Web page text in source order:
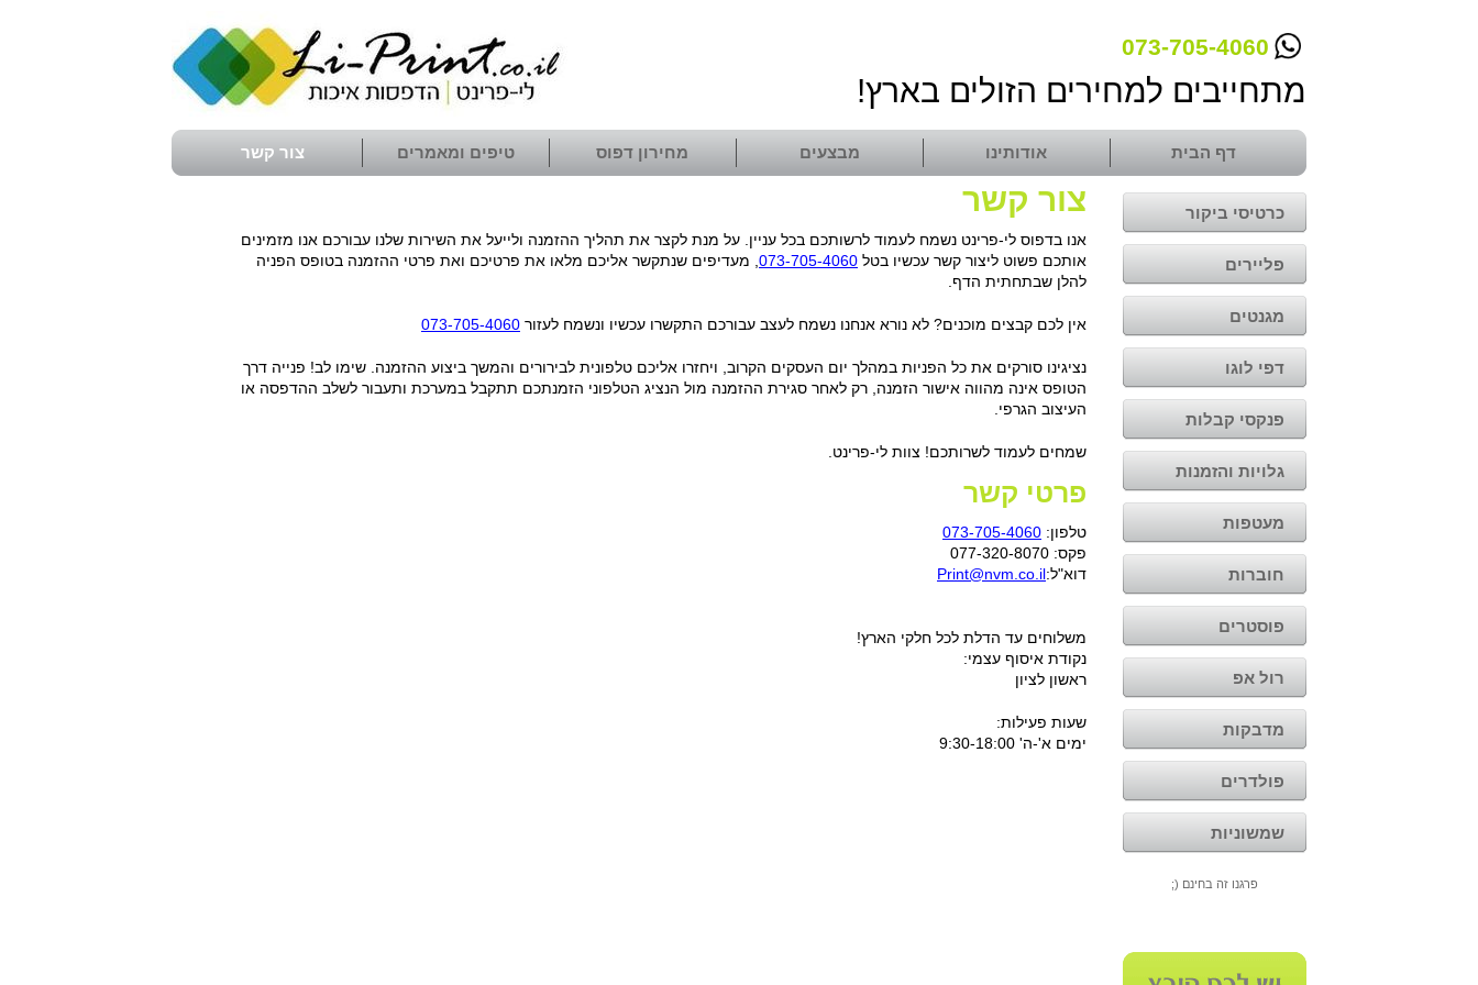
073-705-4060
מתחייבים למחירים הזולים בארץ!
דף הבית אודותינו מבצעים מחירון דפוס טיפים ומאמרים צור קשר
כרטיסי ביקור
פליירים
מגנטים
דפי לוגו
פנקסי קבלות
גלויות והזמנות
מעטפות
חוברות
פוסטרים
רול אפ
מדבקות
פולדרים
שמשוניות
פרגנו זה בחינם (;
צור קשר
אנו בדפוס לי-פרינט נשמח לעמוד לרשותכם בכל עניין. על מנת לקצר את תהליך ההזמנה ולייעל את השירות שלנו עבורכם אנו מזמינים
אותכם פשוט ליצור קשר עכשיו בטל 073-705-4060 , מעדיפים שנתקשר אליכם מלאו את פרטיכם ואת פרטי ההזמנה בטופס הפניה
להלן שבתחתית הדף.
אין לכם קבצים מוכנים? לא נורא אנחנו נשמח לעצב עבורכם התקשרו עכשיו ונשמח לעזור 073-705-4060
נציגינו סורקים את כל הפניות במהלך יום העסקים הקרוב, ויחזרו אליכם טלפונית לבירורים והמשך ביצוע ההזמנה. שימו לב! פנייה דרך
הטופס אינה מהווה אישור הזמנה, רק לאחר סגירת ההזמנה מול הנציג הטלפוני הזמנתכם תתקבל במערכת ותעבור לשלב ההדפסה או
העיצוב הגרפי.
שמחים לעמוד לשרותכם! צוות לי-פרינט.
פרטי קשר
טלפון: 073-705-4060
פקס: 077-320-8070
דוא"ל:Print@nvm.co.il
משלוחים עד הדלת לכל חלקי הארץ!
נקודת איסוף עצמי:
ראשון לציון
שעות פעילות:
ימים א'-ה' 9:30-18:00